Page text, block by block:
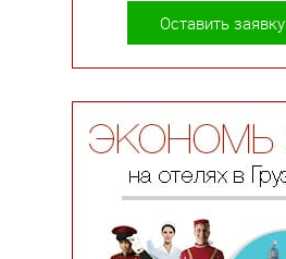
Оставить заявку